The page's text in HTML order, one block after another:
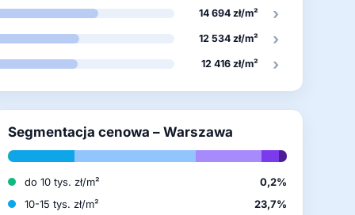
14 694 zł/m² ›
12 534 zł/m² ›
12 416 zł/m² ›
Segmentacja cenowa – Warszawa
do 10 tys. zł/m²
0,2%
10-15 tys. zł/m²
23,7%